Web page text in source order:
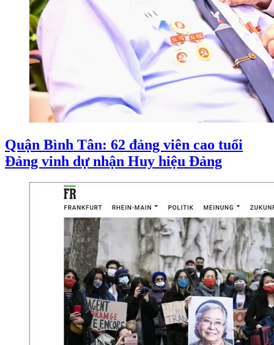
Quận Bình Tân: 62 đảng viên cao tuổi
Đảng vinh dự nhận Huy hiệu Đảng